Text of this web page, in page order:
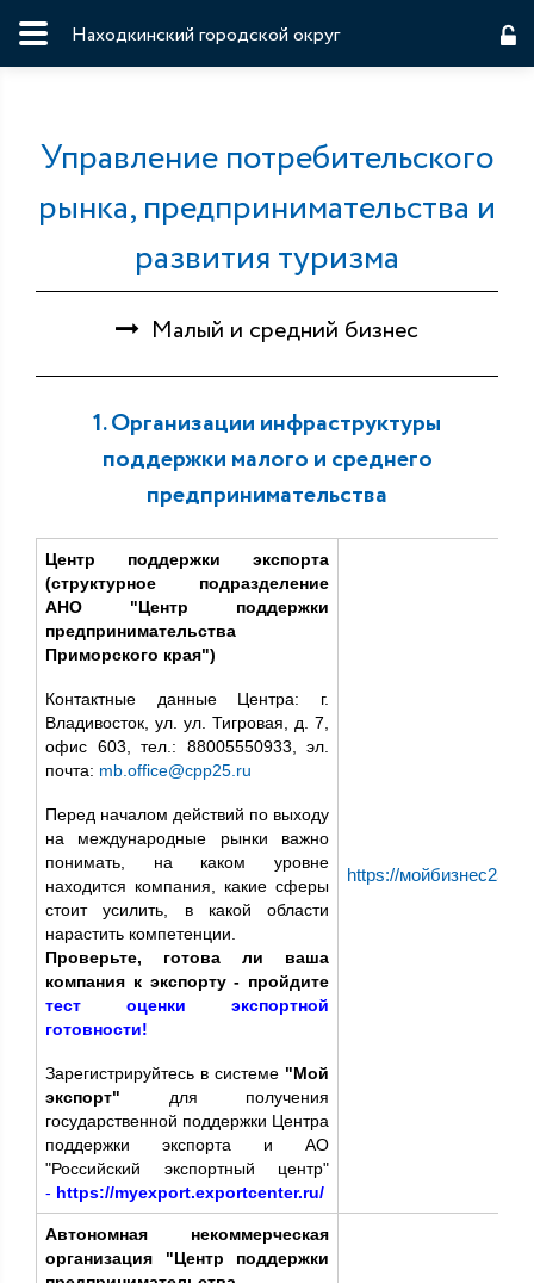
Находкинский городской округ
Управление потребительского
рынка, предпринимательства и
развития туризма
Малый и средний бизнес
1. Организации инфраструктуры
поддержки малого и среднего
предпринимательства
Центр поддержки экспорта
(структурное подразделение
АНО "Центр поддержки
предпринимательства
Приморского края")
Контактные данные Центра: г.
Владивосток, ул. ул. Тигровая, д. 7,
офис 603, тел.: 88005550933, эл.
почта: mb.office@cpp25.ru
Перед началом действий по выходу
на международные рынки важно
понимать, на каком уровне
находится компания, какие сферы
стоит усилить, в какой области
нарастить компетенции.
Проверьте, готова ли ваша
компания к экспорту - пройдите
тест оценки экспортной
готовности!
Зарегистрируйтесь в системе "Мой
экспорт" для получения
государственной поддержки Центра
поддержки экспорта и АО
"Российский экспортный центр"
- https://myexport.exportcenter.ru/
https://
Автономная некоммерческая
организация "Центр поддержки